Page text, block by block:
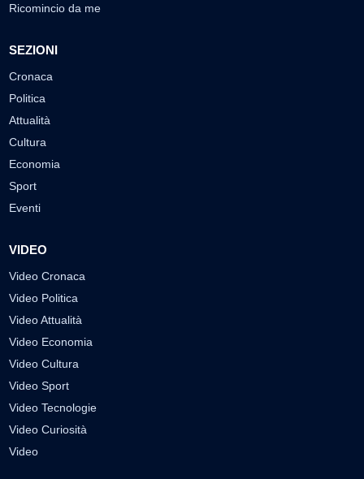
Ricomincio da me
SEZIONI
Cronaca
Politica
Attualità
Cultura
Economia
Sport
Eventi
VIDEO
Video Cronaca
Video Politica
Video Attualità
Video Economia
Video Cultura
Video Sport
Video Tecnologie
Video Curiosità
Video